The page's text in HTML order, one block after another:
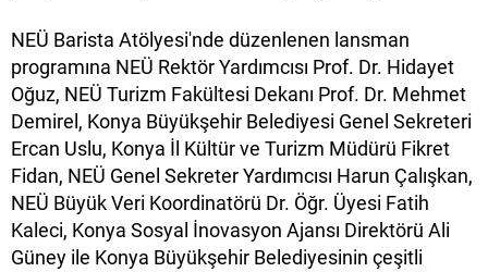
NEÜ Barista Atölyesi'nde düzenlenen lansman
programına NEÜ Rektör Yardımcısı Prof. Dr. Hidayet
Oğuz, NEÜ Turizm Fakültesi Dekanı Prof. Dr. Mehmet
Demirel, Konya Büyükşehir Belediyesi Genel Sekreteri
Ercan Uslu, Konya İl Kültür ve Turizm Müdürü Fikret
Fidan, NEÜ Genel Sekreter Yardımcısı Harun Çalışkan,
NEÜ Büyük Veri Koordinatörü Dr. Öğr. Üyesi Fatih
Kaleci, Konya Sosyal İnovasyon Ajansı Direktörü Ali
Güney ile Konya Büyükşehir Belediyesinin çeşitli